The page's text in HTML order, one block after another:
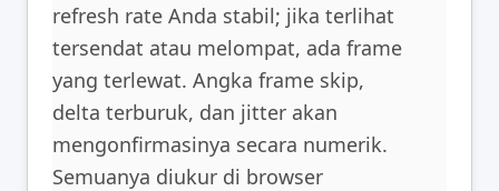
refresh rate Anda stabil; jika terlihat
tersendat atau melompat, ada frame
yang terlewat. Angka frame skip,
delta terburuk, dan jitter akan
mengonfirmasinya secara numerik.
Semuanya diukur di browser